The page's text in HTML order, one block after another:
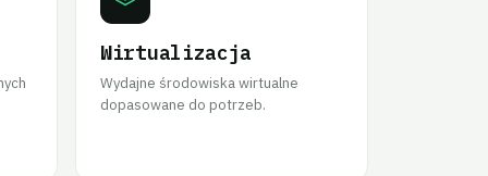
Wirtualizacja
Wydajne środowiska wirtualne
dopasowane do potrzeb.